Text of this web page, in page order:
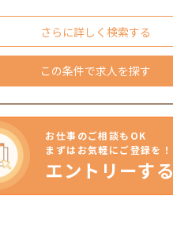
さらに詳しく検索する
この条件で求人を探す
お仕事のご相談もOK
まずはお気軽にご登録を！
エントリーする